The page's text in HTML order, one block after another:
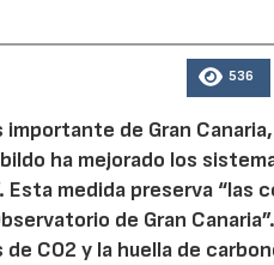
536
de Gran
ha mejorado los
medida preserva “las
de Gran
CO2 y la huella de